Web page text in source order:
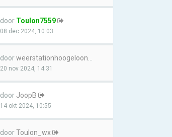
door Toulon7559
08 dec 2024, 10:03
doorweerstationhoogeloon
20 nov 2024, 14:31
door JoopB
14 okt 2024, 10:55
doorToulon_wx